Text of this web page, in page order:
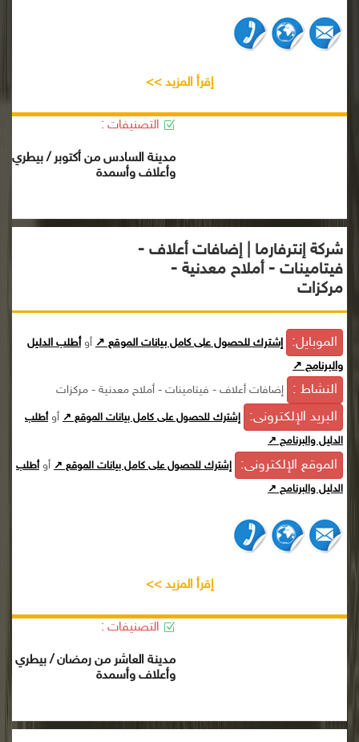
إقرأ المزيد >>
التصنيفات :
مدينة السادس من أكتوبر / بيطري
وأعلاف وأسمدة
شركة إنترفارما | إضافات أعلاف -
فيتامينات - أملاح معدنية -
مركزات
الموبايل: إشترك للحصول على كامل بيانات الموقع ↗ أوأطلب الدليل
والبرنامج ↗
النشاط : إضافات أعلاف - فيتامينات - أملاح معدنية - مركزات
البريد الإلكترونى: إشترك للحصول على كامل بيانات الموقع ↗ أوأطلب
الدليل والبرنامج ↗
الموقع الإلكترونى: إشترك للحصول على كامل بيانات الموقع ↗ أوأطلب
الدليل والبرنامج ↗
إقرأ المزيد >>
التصنيفات :
مدينة العاشر من رمضان / بيطري
وأعلاف وأسمدة